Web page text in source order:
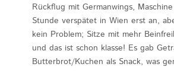
Rückflug mit Germanwings,
Stunde verspätet in Wien erst an,
kein Problem; Sitze mit mehr
und das ist schon klasse! Es gab
Butterbrot/Kuchen als Snack, was